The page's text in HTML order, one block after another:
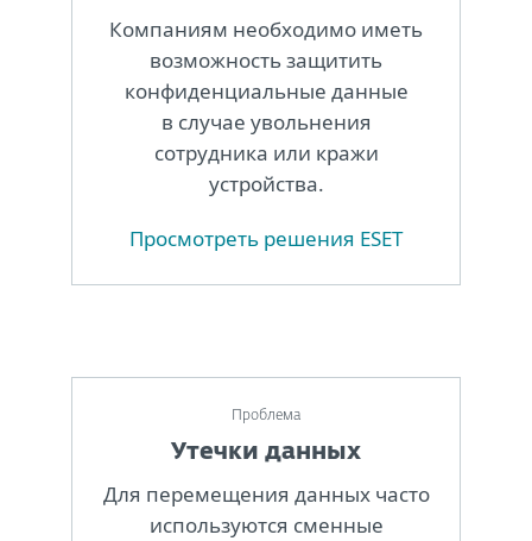
Компаниям необходимо иметь
возможность защитить
конфиденциальные данные
в случае увольнения
сотрудника или кражи
устройства.
Просмотреть решения ESET
Проблема
Утечки данных
Для перемещения данных часто
используются сменные